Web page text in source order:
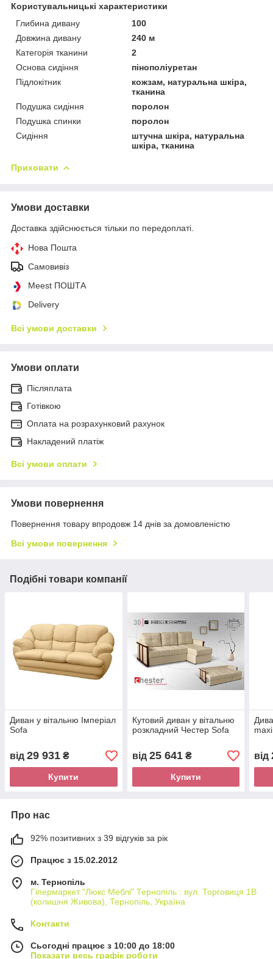
Користувальницькі характеристики
Глибина дивану
100
Довжина дивану
240 м
Категорія тканини
2
Основа сидіння
пінополіуретан
Підлокітник
кожзам, натуральна шкіра,
тканина
Подушка сидіння
поролон
Подушка спинки
поролон
Сидіння
штучна шкіра, натуральна
шкіра, тканина
Приховати
Умови доставки
Доставка здійснюється тільки по передоплаті.
Нова Пошта
Самовивіз
Meest ПОШТА
Delivery
Всі умови доставки
Умови оплати
Післяплата
Готівкою
Оплата на розрахунковий рахунок
Накладений платіж
Всі умови оплати
Умови повернення
Повернення товару впродовж 14 днів за домовленістю
Всі умови повернення
Подібні товари компанії
Диван у вітальню Імперіал
Sofa
від 29 931 ₴
Купити
Кутовий диван у вітальню
розкладний Честер Sofa
від 25 641₴
Купити
від
Про нас
92% позитивних з 39 відгуків за рік
Працює з 15.02.2012
м. Тернопіль
Гіпермаркет "Люкс Меблі" Тернопіль : вул. Торговиця 1В
(колишня Живова), Тернопіль, Україна
Контакти
Сьогодні працює з 10:00 до 18:00
Показати весь графік роботи